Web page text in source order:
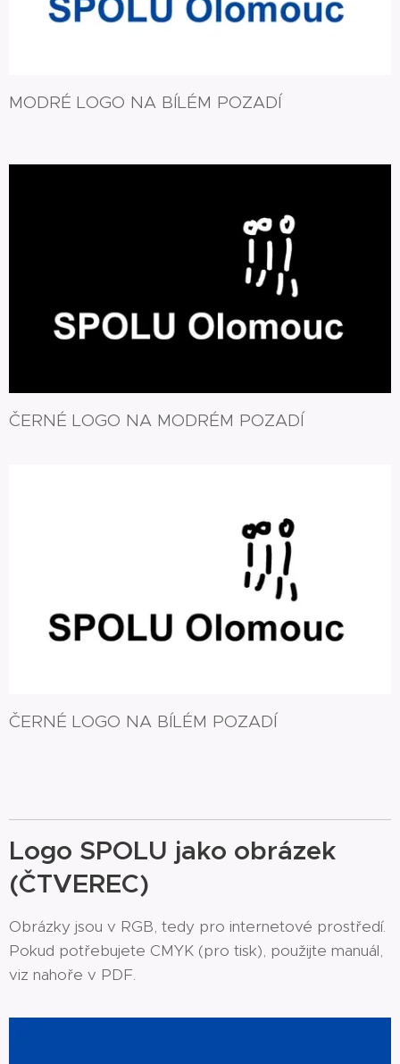
MODRÉ LOGO NA BÍLÉM POZADÍ
ČERNÉ LOGO NA MODRÉM POZADÍ
ČERNÉ LOGO NA BÍLÉM POZADÍ
Logo SPOLU jako obrázek
(ČTVEREC)
Obrázky jsou v RGB, tedy pro internetové prostředí.
Pokud potřebujete CMYK (pro tisk), použijte manuál,
viz nahoře v PDF.